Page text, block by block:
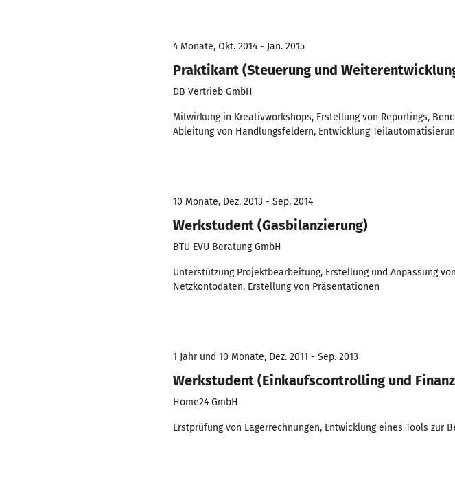
4 Monate, Okt. 2014 - Jan. 2015
Praktikant (Steuerung und
DB Vertrieb GmbH
Mitwirkung in Kreativworkshops, Erstellung von Reportings,
Ableitung von Handlungsfeldern, Entwicklung
10 Monate, Dez. 2013 - Sep. 2014
Werkstudent (Gasbilanzierung)
BTU EVU Beratung GmbH
Unterstützung Projektbearbeitung, Erstellung und Anpassung
Netzkontodaten, Erstellung von Präsentationen
1 Jahr und 10 Monate, Dez. 2011 - Sep. 2013
Werkstudent (Einkaufscontrolling und
Home24 GmbH
Erstprüfung von Lagerrechnungen, Entwicklung eines Tools